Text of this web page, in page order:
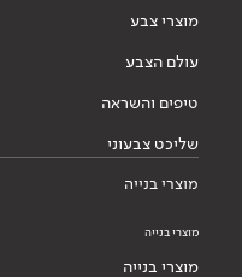
מוצרי צבע
עולם הצבע
טיפים והשראה
שליכט צבעוני
מוצרי בנייה
מוצרי בנייה
מוצרי בנייה